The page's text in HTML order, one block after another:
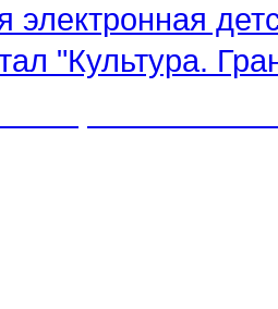
электронная
"Культура.